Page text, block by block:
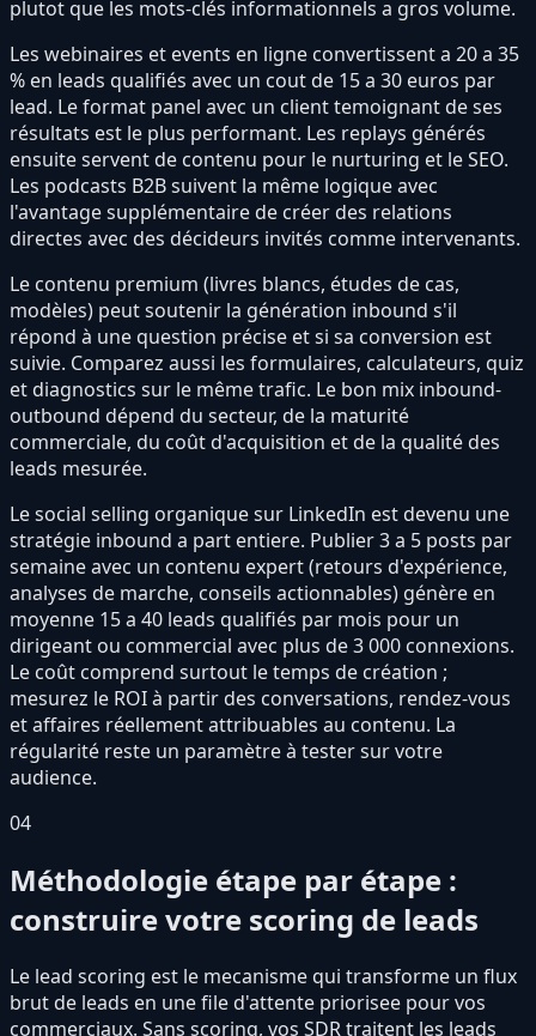
plutot que les mots-clés informationnels a gros volume.
Les webinaires et events en ligne convertissent a 20 a 35
% en leads qualifiés avec un cout de 15 a 30 euros par
lead. Le format panel avec un client temoignant de ses
résultats est le plus performant. Les replays générés
ensuite servent de contenu pour le nurturing et le SEO.
Les podcasts B2B suivent la même logique avec
l'avantage supplémentaire de créer des relations
directes avec des décideurs invités comme intervenants.
Le contenu premium (livres blancs, études de cas,
modèles) peut soutenir la génération inbound s'il
répond à une question précise et si sa conversion est
suivie. Comparez aussi les formulaires, calculateurs, quiz
et diagnostics sur le même trafic. Le bon mix inbound-
outbound dépend du secteur, de la maturité
commerciale, du coût d'acquisition et de la qualité des
leads mesurée.
Le social selling organique sur LinkedIn est devenu une
stratégie inbound a part entiere. Publier 3 a 5 posts par
semaine avec un contenu expert (retours d'expérience,
analyses de marche, conseils actionnables) génère en
moyenne 15 a 40 leads qualifiés par mois pour un
dirigeant ou commercial avec plus de 3 000 connexions.
Le coût comprend surtout le temps de création ;
mesurez le ROI à partir des conversations, rendez-vous
et affaires réellement attribuables au contenu. La
régularité reste un paramètre à tester sur votre
audience.
04
Méthodologie étape par étape :
construire votre scoring de leads
Le lead scoring est le mecanisme qui transforme un flux
brut de leads en une file d'attente priorisee pour vos
commerciaux. Sans scoring, vos SDR traitent les leads